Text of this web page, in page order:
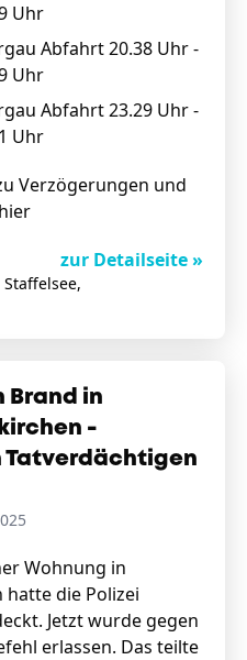
Uhr
Abfahrt 20.38 Uhr -
Uhr
Abfahrt 23.29 Uhr -
Uhr
Verzögerungen und
hier
zur Detailseite »
Brand in
-
Tatverdächtigen
Wohnung in
die Polizei
Jetzt wurde gegen
erlassen. Das teilte